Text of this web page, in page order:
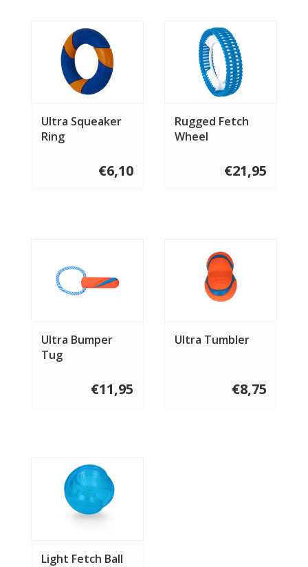
Ultra Squeaker
Ring
€6,10
Rugged Fetch
Wheel
€21,95
Ultra Bumper
Tug
€11,95
Ultra Tumbler
€8,75
Light Fetch Ball